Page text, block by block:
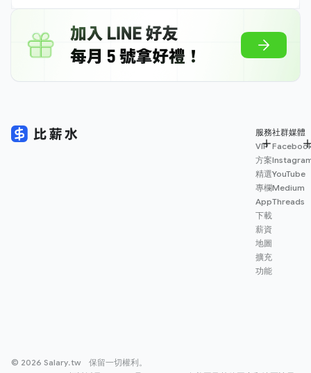
服務
VIP
方案
精選
專欄
App
下載
薪資
地圖
擴充
功能
社群媒體
YouTube
Medium
Threads
© 2026 Salary.tw 保留一切權利。